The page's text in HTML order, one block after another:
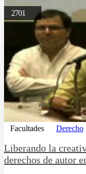
2701
Facultades Derecho
Liberando la
derechos de autor